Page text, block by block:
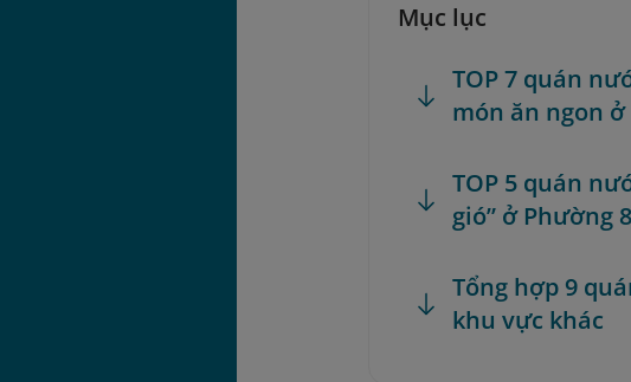
Mục lục
TOP 7 quán
món ăn ngon
TOP 5 quán
gió” ở Phường 8
Tổng hợp 9
khu vực khác